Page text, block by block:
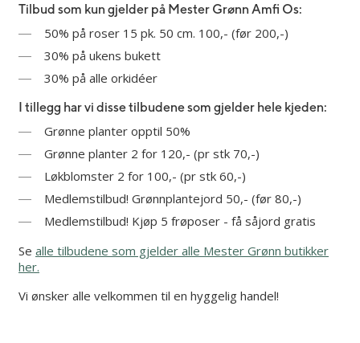
Tilbud som kun gjelder på Mester Grønn Amfi Os:
50% på roser 15 pk. 50 cm. 100,- (før 200,-)
30% på ukens bukett
30% på alle orkidéer
I tillegg har vi disse tilbudene som gjelder hele kjeden:
Grønne planter opptil 50%
Grønne planter 2 for 120,- (pr stk 70,-)
Løkblomster 2 for 100,- (pr stk 60,-)
Medlemstilbud! Grønnplantejord 50,- (før 80,-)
Medlemstilbud! Kjøp 5 frøposer - få såjord gratis
Se alle tilbudene som gjelder alle Mester Grønn butikker
her.
Vi ønsker alle velkommen til en hyggelig handel!